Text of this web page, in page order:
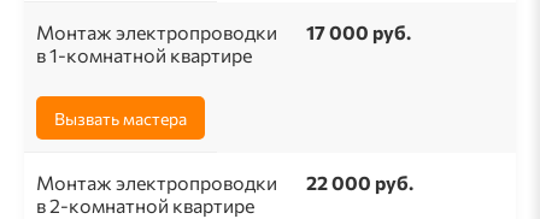
Монтаж электропроводки
в 1-комнатной квартире
17 000 руб.
Вызвать мастера
Монтаж электропроводки
в 2-комнатной квартире
22 000 руб.